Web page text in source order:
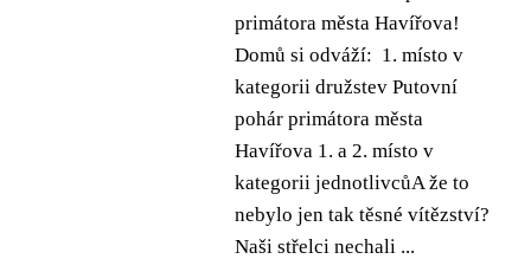
primátora města Havířova!
Domů si odváží: 1. místo v
kategorii družstev Putovní
pohár primátora města
Havířova 1. a 2. místo v
kategorii jednotlivcůA že to
nebylo jen tak těsné vítězství?
Naši střelci nechali ...